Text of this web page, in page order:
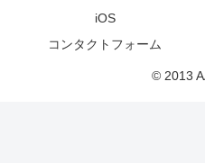
iOS
コンタクトフォーム
© 2013